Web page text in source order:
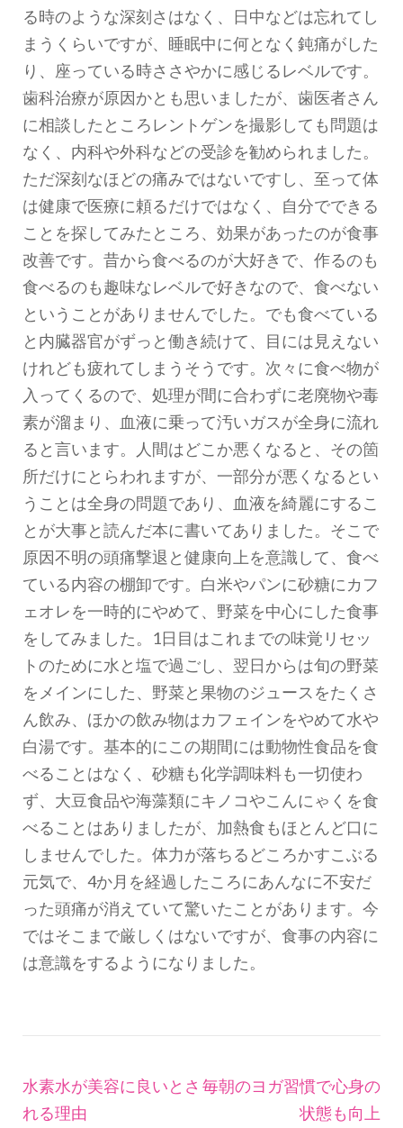
る時のような深刻さはなく、日中などは忘れてし
まうくらいですが、睡眠中に何となく鈍痛がした
り、座っている時ささやかに感じるレベルです。
歯科治療が原因かとも思いましたが、歯医者さん
に相談したところレントゲンを撮影しても問題は
なく、内科や外科などの受診を勧められました。
ただ深刻なほどの痛みではないですし、至って体
は健康で医療に頼るだけではなく、自分でできる
ことを探してみたところ、効果があったのが食事
改善です。昔から食べるのが大好きで、作るのも
食べるのも趣味なレベルで好きなので、食べない
ということがありませんでした。でも食べている
と内臓器官がずっと働き続けて、目には見えない
けれども疲れてしまうそうです。次々に食べ物が
入ってくるので、処理が間に合わずに老廃物や毒
素が溜まり、血液に乗って汚いガスが全身に流れ
ると言います。人間はどこか悪くなると、その箇
所だけにとらわれますが、一部分が悪くなるとい
うことは全身の問題であり、血液を綺麗にするこ
とが大事と読んだ本に書いてありました。そこで
原因不明の頭痛撃退と健康向上を意識して、食べ
ている内容の棚卸です。白米やパンに砂糖にカフ
ェオレを一時的にやめて、野菜を中心にした食事
をしてみました。1日目はこれまでの味覚リセッ
トのために水と塩で過ごし、翌日からは旬の野菜
をメインにした、野菜と果物のジュースをたくさ
ん飲み、ほかの飲み物はカフェインをやめて水や
白湯です。基本的にこの期間には動物性食品を食
べることはなく、砂糖も化学調味料も一切使わ
ず、大豆食品や海藻類にキノコやこんにゃくを食
べることはありましたが、加熱食もほとんど口に
しませんでした。体力が落ちるどころかすこぶる
元気で、4か月を経過したころにあんなに不安だ
った頭痛が消えていて驚いたことがあります。今
ではそこまで厳しくはないですが、食事の内容に
は意識をするようになりました。
投
稿
水素水が美容に良いとさ
れる理由
毎朝のヨガ習慣で心身の
状態も向上